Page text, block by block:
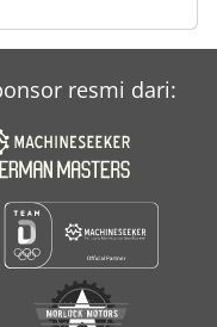
resmi dari: